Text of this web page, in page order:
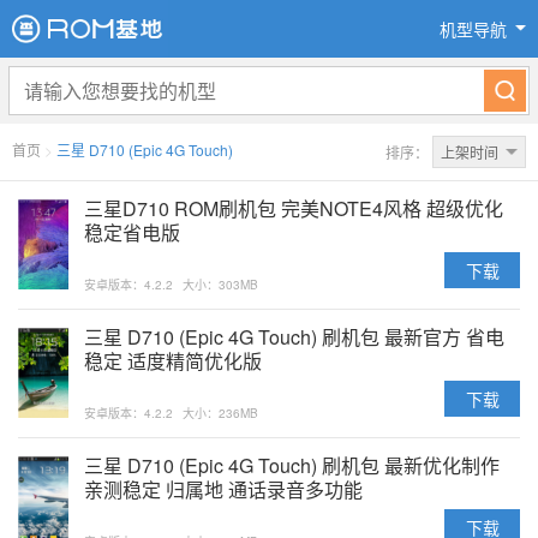
机型导航
首页 > 三星 D710 (Epic 4G Touch) 排序： 上架时间
三星D710 ROM刷机包 完美NOTE4风格 超级优化
稳定省电版
安卓版本：4.2.2 大小：303MB
下载
三星 D710 (Epic 4G Touch) 刷机包 最新官方 省电
稳定 适度精简优化版
安卓版本：4.2.2 大小：236MB
下载
三星 D710 (Epic 4G Touch) 刷机包 最新优化制作
亲测稳定 归属地 通话录音多功能
下载